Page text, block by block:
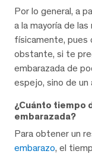
Por lo general, a
a la mayoría de
físicamente, pues
obstante, si te
embarazada de
espejo, sino de un
¿Cuánto tiempo
embarazada?
Para obtener un
embarazo, el